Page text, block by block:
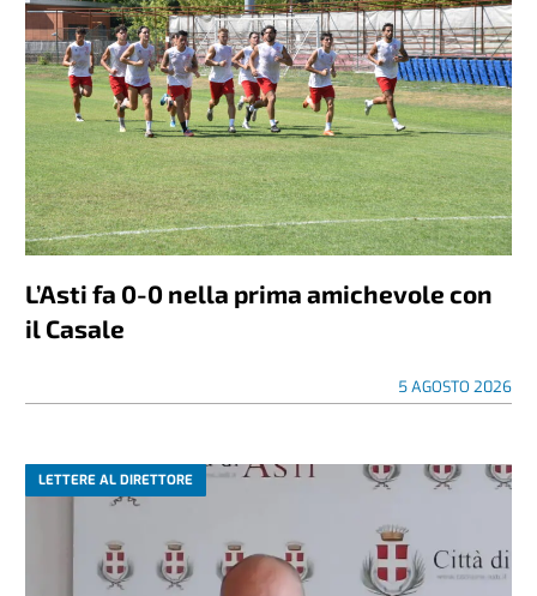
L’Asti fa 0-0 nella prima amichevole con
il Casale
5 AGOSTO 2026
LETTERE AL DIRETTORE